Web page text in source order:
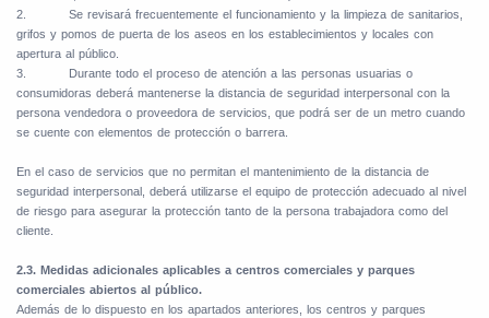
2.
Se revisará frecuentemente el funcionamiento y la limpieza de sanitarios,
grifos y pomos de puerta de los aseos en los establecimientos y locales con
apertura al público.
3.
Durante todo el proceso de atención a las personas usuarias o
consumidoras deberá mantenerse la distancia de seguridad interpersonal con la
persona vendedora o proveedora de servicios, que podrá ser de un metro cuando
se cuente con elementos de protección o barrera.
En el caso de servicios que no permitan el mantenimiento de la distancia de
seguridad interpersonal, deberá utilizarse el equipo de protección adecuado al nivel
de riesgo para asegurar la protección tanto de la persona trabajadora como del
cliente.
2.3. Medidas adicionales aplicables a centros comerciales y parques
comerciales abiertos al público.
Además de lo dispuesto en los apartados anteriores, los centros y parques